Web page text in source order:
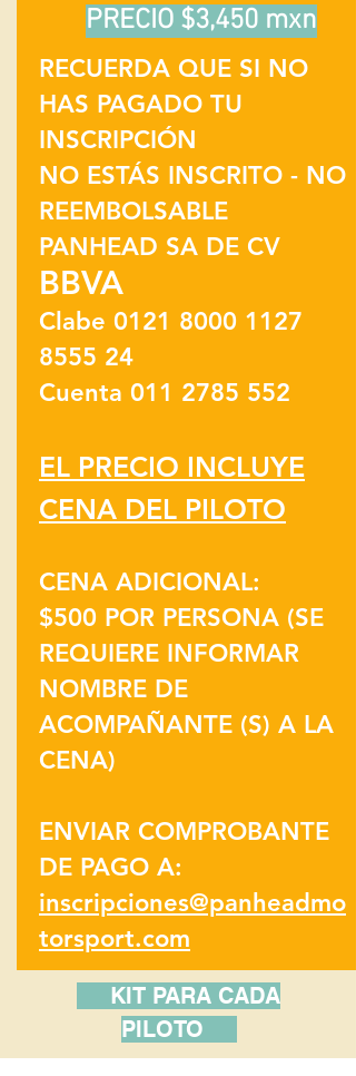
PRECIO $3,450 mxn
RECUERDA QUE SI NO
HAS PAGADO TU
INSCRIPCIÓN
NO ESTÁS INSCRITO - NO
REEMBOLSABLE
PANHEAD SA DE CV
BBVA
Clabe 0121 8000 1127
8555 24
Cuenta 011 2785 552
EL PRECIO INCLUYE
CENA DEL PILOTO
CENA ADICIONAL:
$500 POR PERSONA (SE
REQUIERE INFORMAR
NOMBRE DE
ACOMPAÑANTE (S) A LA
CENA)
ENVIAR COMPROBANTE
DE PAGO A:
inscripciones@panheadmo
torsport.com
KIT PARA CADA
PILOTO